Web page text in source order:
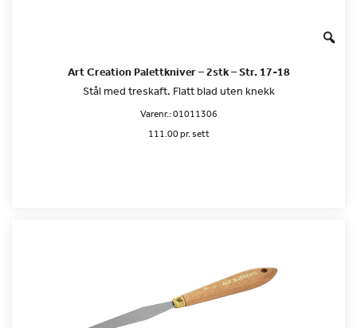
Art Creation Palettkniver – 2stk – Str. 17-18
Stål med treskaft. Flatt blad uten knekk
Varenr.:01011306
111.00 pr. sett